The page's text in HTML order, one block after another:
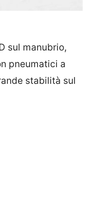
sul manubrio,
pneumatici a
stabilità sul